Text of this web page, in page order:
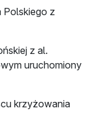
Polskiego z
z al.
uruchomiony
krzyżowania